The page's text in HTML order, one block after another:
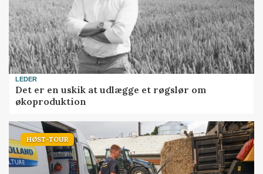
LEDER
Det er en uskik at udlægge et røgslør om
økoproduktion
HØST-TOUR